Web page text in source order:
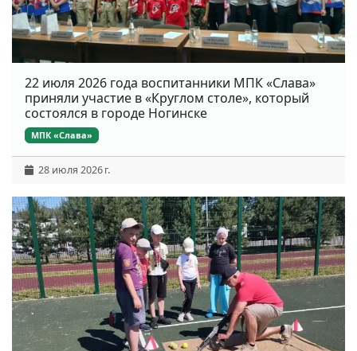
22 июля 2026 года воспитанники МПК «Слава»
приняли участие в «Круглом столе», который
состоялся в городе Ногинске
МПК «Слава»
28 июля 2026 г.